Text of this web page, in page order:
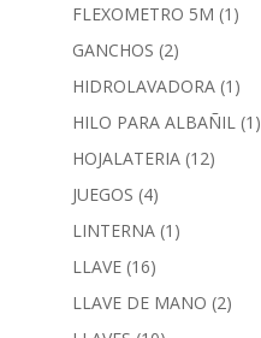
FLEXOMETRO 5M (1)
GANCHOS (2)
HIDROLAVADORA (1)
HILO PARA ALBAÑIL (1)
HOJALATERIA (12)
JUEGOS (4)
LINTERNA (1)
LLAVE (16)
LLAVE DE MANO (2)